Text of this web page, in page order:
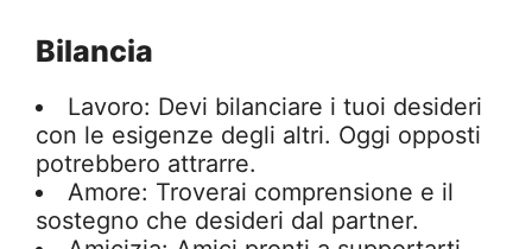
Bilancia
Lavoro: Devi bilanciare i tuoi desideri
con le esigenze degli altri. Oggi opposti
potrebbero attrarre.
Amore: Troverai comprensione e il
sostegno che desideri dal partner.